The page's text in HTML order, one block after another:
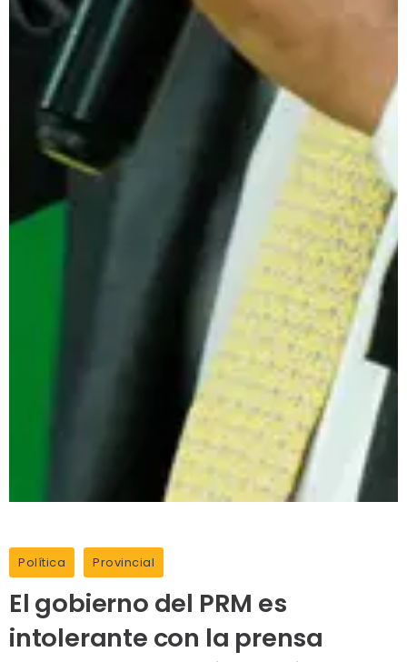
Política Provincial
El gobierno del PRM es
intolerante con la prensa